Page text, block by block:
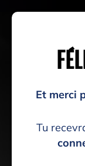
Et merci
Tu